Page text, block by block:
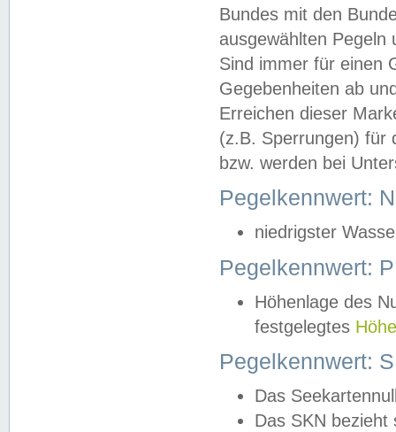
Bundes mit den
ausgewählten
Sind immer für einen
Gegebenheiten ab
Erreichen dieser
(z.B. Sperrungen) für
bzw. werden bei
Pegelkennwert:
niedrigster
Pegelkennwert:
Höhenlage des
festgelegtes
Pegelkennwert:
Das
Das SKN